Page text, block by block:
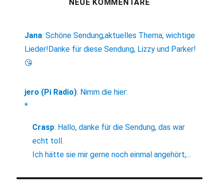
NEUE KOMMENTARE
Jana:Schöne Sendung,aktuelles Thema, wichtige
Lieder!Danke für diese Sendung, Lizzy und Parker!
😘
jero (Pi Radio): Nimm die hier:
*
Crasp: Hallo, danke für die Sendung, das war
echt toll.
Ich hätte sie mir gerne noch einmal angehört,...